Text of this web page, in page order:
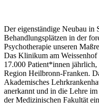
Der eigenständige Neubau in
Behandlungsplätzen in der
Psychotherapie unseren
Das Klinikum am
17.000 Patient*innen
Region Heilbronn-Franken.
Akademisches
anerkannt und in die Lehre
der Medizinischen Fakultät